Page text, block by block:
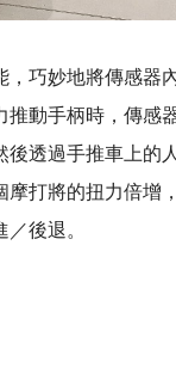
，巧妙地將傳感器
推動手柄時，傳感
後透過手推車上的
摩打將的扭力倍增
後退。